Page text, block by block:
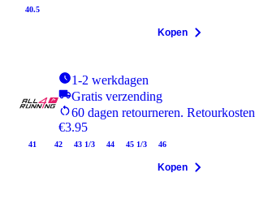
40.5
Kopen
1-2 werkdagen
Gratis verzending
60 dagen retourneren. Retourkosten
€3.95
41 42 43 1/3 44 45 1/3 46
Kopen